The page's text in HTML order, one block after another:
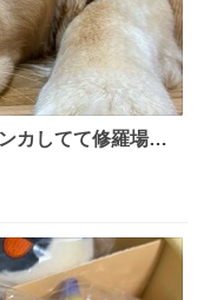
カしてて修羅場だ
たくなってまし